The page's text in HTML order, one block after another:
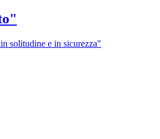
solitudine e in sicurezza"